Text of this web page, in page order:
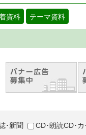
資料 テーマ資料
広告(バナー広
･新聞 CD･朗読CD･カ